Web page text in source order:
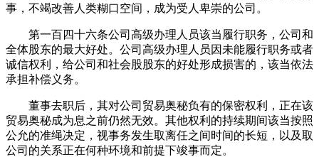
事，不竭改善人类糊口空间，成为受人卑崇的公司。
第一百四十六条公司高级办理人员该当履行职务，公司和
全体股东的最大好处。公司高级办理人员因未能履行职务或者
诚信权利，给公司和社会股股东的好处形成损害的，该当依法
承担补偿义务。
董事去职后，其对公司贸易奥秘负有的保密权利，正在该
贸易奥秘成为息之前仍然无效。其他权利的持续期间该当按照
公允的准绳决定，视事务发生取离任之间时间的长短，以及取
公司的关系正在何种环境和前提下竣事而定。